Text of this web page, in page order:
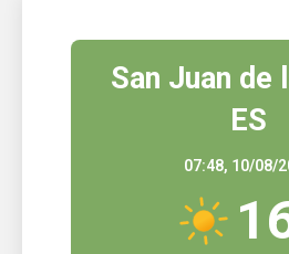
San Juan de
ES
07:48, 10/08/